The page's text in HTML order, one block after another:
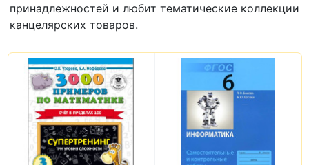
принадлежностей и любит тематические коллекции
канцелярских товаров.